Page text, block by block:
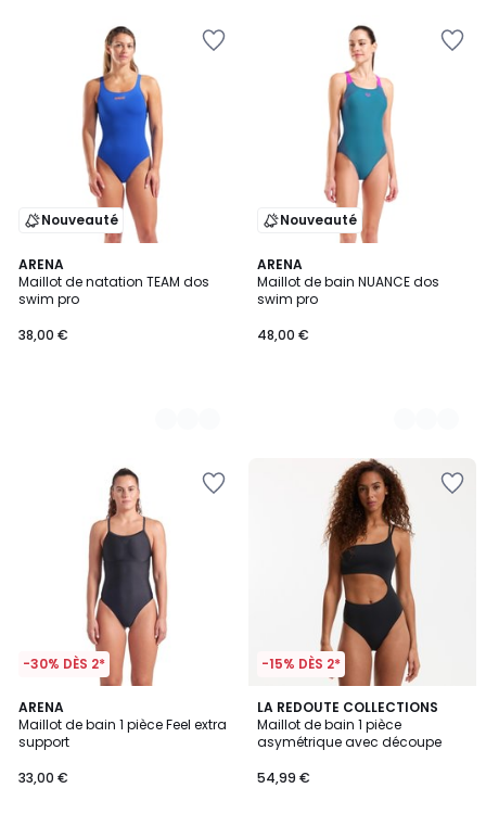
Nouveauté
ARENA
Maillot de natation TEAM dos
swim pro
38,00 €
2
Couleurs
Nouveauté
ARENA
Maillot de bain NUANCE dos
swim pro
48,00 €
2
Couleurs
-30% DÈS 2*
ARENA
Maillot de bain 1 pièce Feel extra
support
33,00 €
4,5
/ 5
2
Couleurs
-15% DÈS 2*
LA REDOUTE COLLECTIONS
Maillot de bain 1 pièce
asymétrique avec découpe
54,99 €